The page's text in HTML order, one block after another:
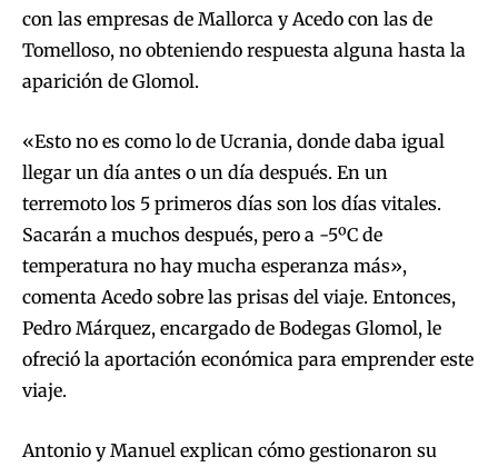
con las empresas de Mallorca y Acedo con las de
Tomelloso, no obteniendo respuesta alguna hasta la
aparición de Glomol.
«Esto no es como lo de Ucrania, donde daba igual
llegar un día antes o un día después. En un
terremoto los 5 primeros días son los días vitales.
Sacarán a muchos después, pero a -5ºC de
temperatura no hay mucha esperanza más»,
comenta Acedo sobre las prisas del viaje. Entonces,
Pedro Márquez, encargado de Bodegas Glomol, le
ofreció la aportación económica para emprender este
viaje.
Antonio y Manuel explican cómo gestionaron su